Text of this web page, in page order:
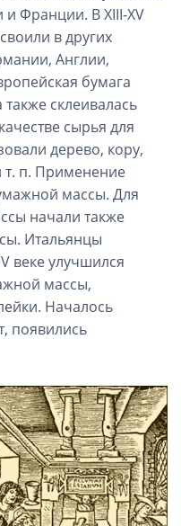
и Франции. В XIII-XV
в других
Англии,
бумага
склеивалась
сырья для
дерево, кору,
т. п. Применение
массы. Для
начали также
Итальянцы
веке улучшился
массы,
Началось
появились